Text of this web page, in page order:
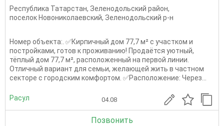
Республика Татарстан, Зеленодольский район,
поселок Новониколаевский, Зеленодольский р-н
Номер объекта:. ✅Кирпичный дом 77,7 м² с участком и
постройками, готов к проживанию! Продаётся уютный,
тёплый дом 77,7 м², расположенный на первой линии.
Отличный вариант для семьи, желающей жить в частном
секторе с городским комфортом. ✅Расположение: Через...
Расул 04.08
Позвонить